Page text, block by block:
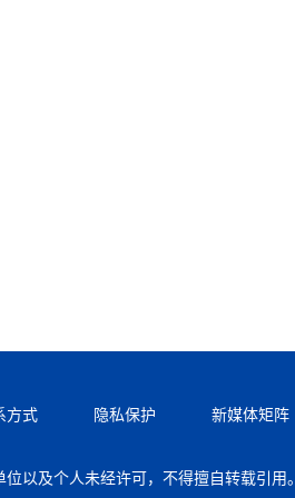
方式 隐私保护 新媒体矩阵
以及个人未经许可，不得擅自转载引用。